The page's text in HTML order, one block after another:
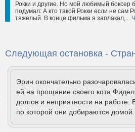
Рокки и другие. Но мой любимый
подумал: А кто такой Рокки если не сам
тяжелый. В конце фильма я заплакал,...
Следующая остановка -
Эрин окончательно
ей на прощание своего кота
долгов и неприятности на работе.
по которой они добираются